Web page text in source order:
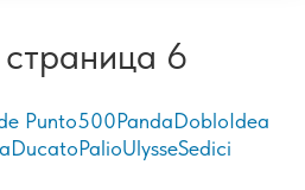
6
Punto500PandaDobloIdea
DucatoPalioUlysseSedici